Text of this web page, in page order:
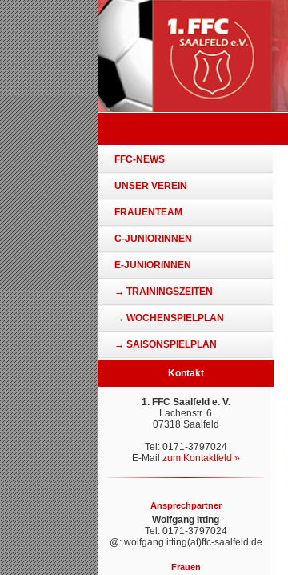
FFC-NEWS
UNSER VEREIN
FRAUENTEAM
C-JUNIORINNEN
E-JUNIORINNEN
→ TRAININGSZEITEN
→ WOCHENSPIELPLAN
→ SAISONSPIELPLAN
Kontakt
1. FFC Saalfeld e. V.
Lachenstr. 6
07318 Saalfeld
Tel: 0171-3797024
E-Mail zum Kontaktfeld »
Ansprechpartner
Wolfgang Itting
Tel: 0171-3797024
@: wolfgang.itting(at)ffc-saalfeld.de
Frauen